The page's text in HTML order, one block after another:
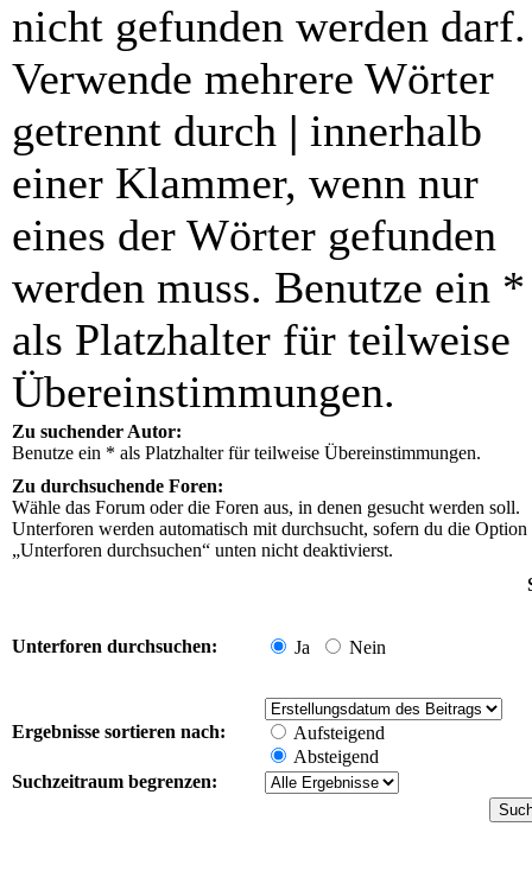
nicht gefunden werden darf.
Verwende mehrere Wörter
getrennt durch | innerhalb
einer Klammer, wenn nur
eines der Wörter gefunden
werden muss. Benutze ein *
als Platzhalter für teilweise
Übereinstimmungen.
Zu suchender Autor:
Benutze ein * als Platzhalter für teilweise Übereinstimmungen.
Zu durchsuchende Foren:
Wähle das Forum oder die Foren aus, in denen gesucht werden soll.
Unterforen werden automatisch mit durchsucht, sofern du die Option
„Unterforen durchsuchen“ unten nicht deaktivierst.
Unterforen durchsuchen: Ja Nein
Ergebnisse sortieren nach:
Aufsteigend
Absteigend
Suchzeitraum begrenzen: